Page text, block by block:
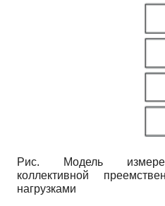
Рис. Модель
коллективной
нагрузками